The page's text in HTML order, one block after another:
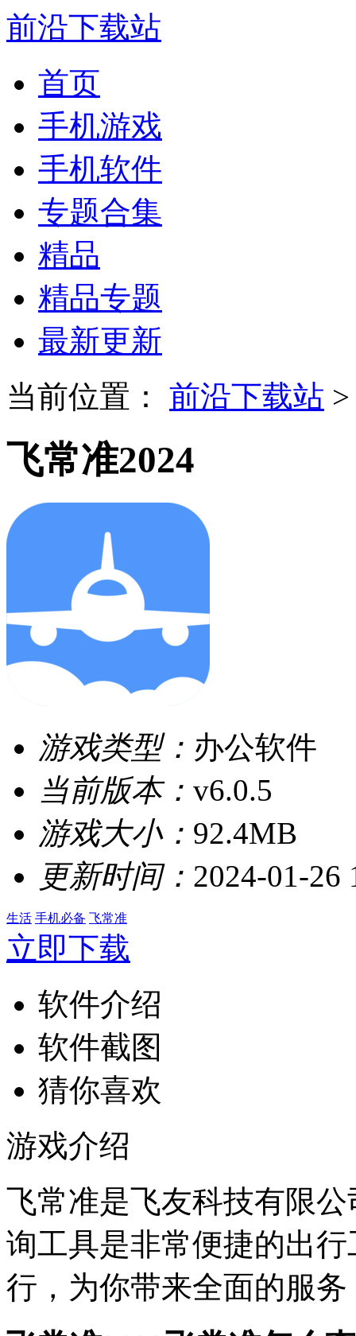
前沿下载站
首页
手机游戏
手机软件
专题合集
精品
精品专题
最新更新
当前位置：
前沿下载站
飞常准2024
游戏类型： 办公软件
当前版本： v6.0.5
游戏大小： 92.4MB
更新时间： 2024-01-26
生活 手机必备 飞常准
立即下载
软件介绍
软件截图
猜你喜欢
游戏介绍
飞常准是飞友科技有限
询工具是非常便捷的出
行，为你带来全面的服